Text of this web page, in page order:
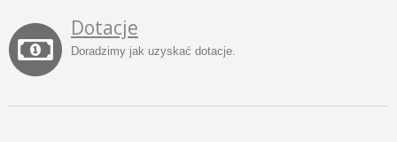
Dotacje
Doradzimy jak uzyskać dotacje.